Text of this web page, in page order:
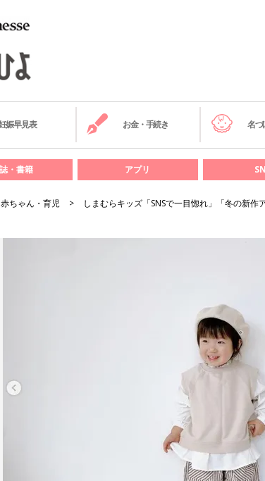
娠早見表 お金・手続き 名づ
・書籍 アプリ
赤ちゃん・育児 しまむらキッズ「SNSで一目惚れ」「冬の新